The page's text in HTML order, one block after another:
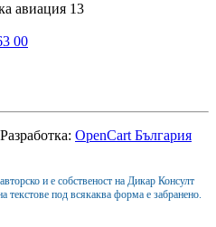
авиация 13
00
OpenCart България
и е собственост на Дикар Консулт
текстове под всякаква форма е забранено.